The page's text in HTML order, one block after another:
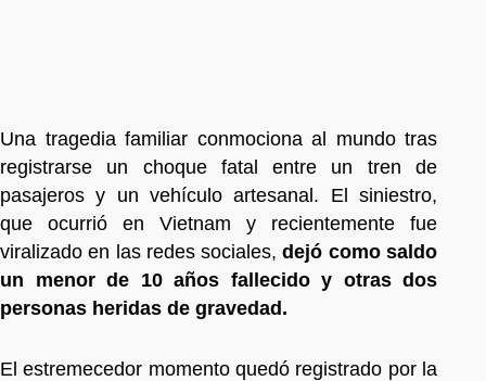
Una tragedia familiar conmociona al mundo tras
registrarse un choque fatal entre un tren de
pasajeros y un vehículo artesanal. El siniestro,
que ocurrió en Vietnam y recientemente fue
viralizado en las redes sociales,dejó como saldo
un menor de 10 años fallecido y otras dos
personas heridas de gravedad.
El estremecedor momento quedó registrado por la